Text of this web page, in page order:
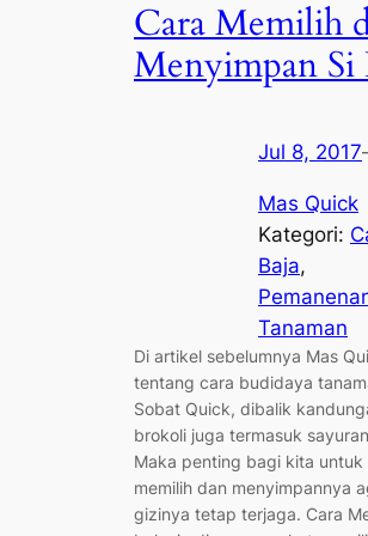
Cara Memilih
Menyimpan
Jul 8, 2017
Mas Quick
Kategori:
Baja
Tanaman
Di artikel sebelumnya Mas
tentang cara budidaya
Sobat Quick, dibalik
brokoli juga termasuk
Maka penting bagi kita untuk
memilih dan menyimpannya
gizinya tetap terjaga. Cara